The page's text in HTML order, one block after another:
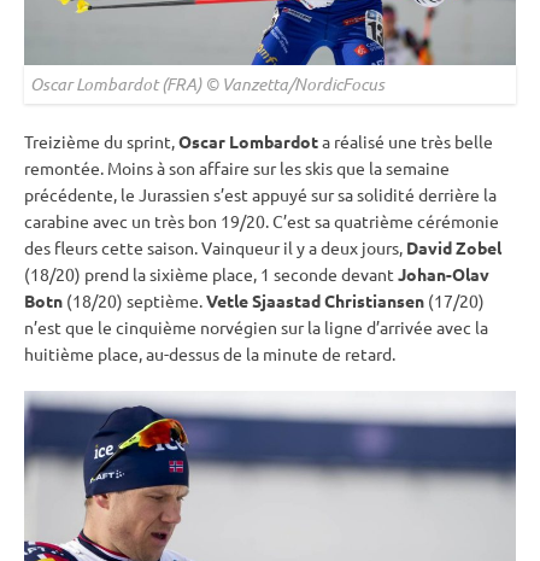
Oscar Lombardot (FRA) © Vanzetta/NordicFocus
Treizième du sprint,Oscar Lombardota réalisé une très belle
remontée. Moins à son affaire sur les skis que la semaine
précédente, le Jurassien s’est appuyé sur sa solidité derrière la
carabine avec un très bon 19/20. C’est sa quatrième cérémonie
des fleurs cette saison. Vainqueur il y a deux jours, David Zobel
(18/20) prend la sixième place, 1 seconde devant Johan-Olav
Botn (18/20) septième.Vetle Sjaastad Christiansen (17/20)
n’est que le cinquième norvégien sur la ligne d’arrivée avec la
huitième place, au-dessus de la minute de retard.